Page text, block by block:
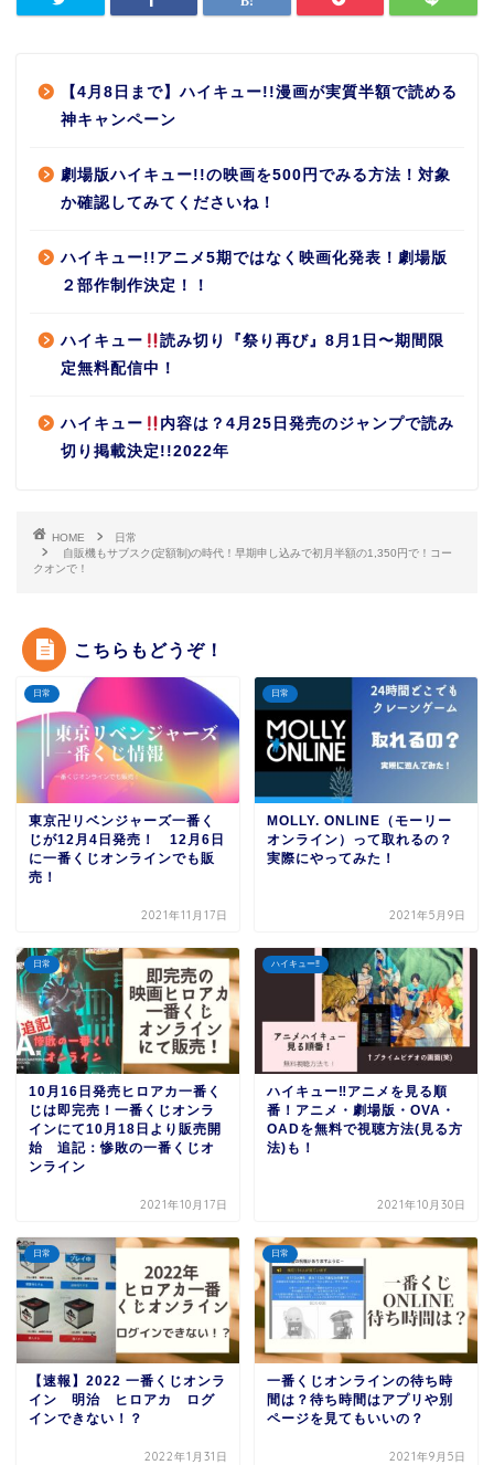
【4月8日まで】ハイキュー!!漫画が実質半額で読める
神キャンペーン
劇場版ハイキュー!!の映画を500円でみる方法！対象
か確認してみてくださいね！
ハイキュー!!アニメ5期ではなく映画化発表！劇場版
２部作制作決定！！
ハイキュー
読み切り『祭り再び』8月1日〜期間限
定無料配信中！
ハイキュー
内容は？4月25日発売のジャンプで読み
切り掲載決定!!2022年
HOME
日常
自販機もサブスク(定額制)の時代！早期申し込みで初月半額の1,350円で！コー
クオンで！
こちらもどうぞ！
日常
東京卍リベンジャーズ一番く
じが12月4日発売！ 12月6日
に一番くじオンラインでも販
売！
2021年11月17日
日常
MOLLY. ONLINE（モーリー
オンライン）って取れるの？
実際にやってみた！
2021年5月9日
日常
10月16日発売ヒロアカ一番く
じは即完売！一番くじオンラ
インにて10月18日より販売開
始 追記：惨敗の一番くじオ
ンライン
2021年10月17日
ハイキュー‼︎
ハイキュー‼︎アニメを見る順
番！アニメ・劇場版・OVA・
OADを無料で視聴方法(見る方
法)も！
2021年10月30日
日常
【速報】2022 一番くじオンラ
イン 明治 ヒロアカ ログ
インできない！？
2022年1月31日
日常
一番くじオンラインの待ち時
間は？待ち時間はアプリや別
ページを見てもいいの？
2021年9月5日